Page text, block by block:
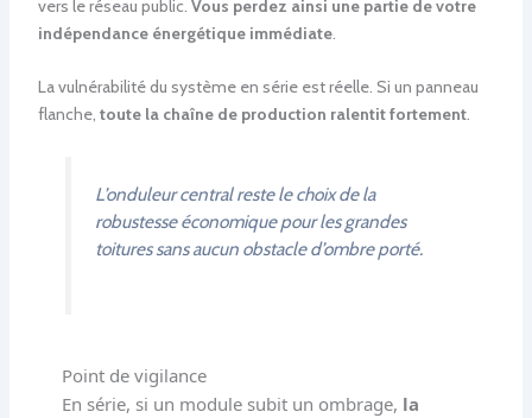
vers le réseau public. Vous perdez ainsi une partie de votre
indépendance énergétique immédiate.
La vulnérabilité du système en série est réelle. Si un panneau
flanche, toute la chaîne de production ralentit fortement.
L’onduleur central reste le choix de la
robustesse économique pour les grandes
toitures sans aucun obstacle d’ombre porté.
Point de vigilance
En série, si un module subit un ombrage, la